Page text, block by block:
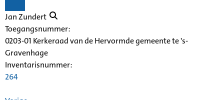
Jan Zundert
Toegangsnummer:
0203-01 Kerkeraad van de Hervormde gemeente te 's-
Gravenhage
Inventarisnummer:
264